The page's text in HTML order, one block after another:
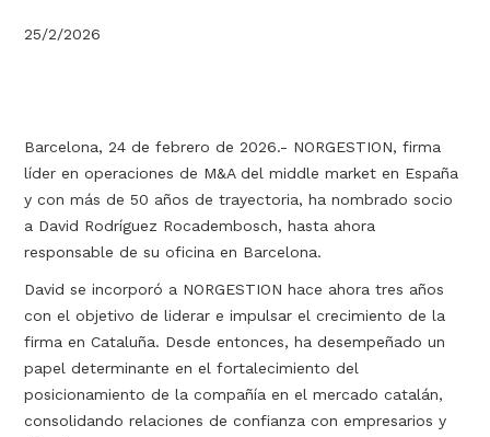
25/2/2026
Barcelona, 24 de febrero de 2026.- NORGESTION, firma
líder en operaciones de M&A del middle market en España
y con más de 50 años de trayectoria, ha nombrado socio
a David Rodríguez Rocadembosch, hasta ahora
responsable de su oficina en Barcelona.
David se incorporó a NORGESTION hace ahora tres años
con el objetivo de liderar e impulsar el crecimiento de la
firma en Cataluña. Desde entonces, ha desempeñado un
papel determinante en el fortalecimiento del
posicionamiento de la compañía en el mercado catalán,
consolidando relaciones de confianza con empresarios y